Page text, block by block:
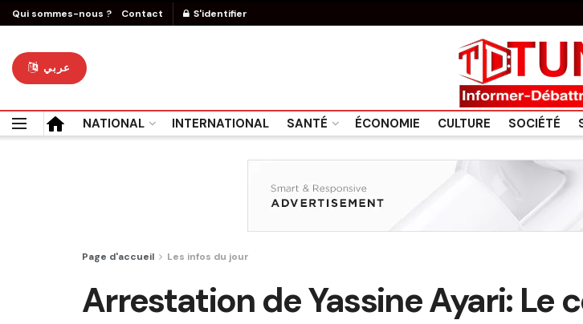
Qui sommes-nous ? Contact S'identifier
عربي
NATIONAL INTERNATIONAL SANTÉ ÉCONOMIE CULTURE SOCIÉTÉ
Page d'accueil Les infos du jour
Arrestation de Yassine Ayari: Le